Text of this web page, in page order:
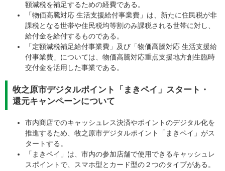
額減税を補足するための経費である。
「物価高騰対応 生活支援給付事業費」は、新たに住民税が非
課税となる世帯や住民税均等割のみ課税される世帯に対し、
給付金を給付するものである。
​「定額減税補足給付事業費」及び「物価高騰対応 生活支援給
付事業費」については、物価高騰対応重点支援地方創生臨時
交付金を活用した事業である。
牧之原市デジタルポイント「まきペイ」スタート・
還元キャンペーンについて
市内商店でのキャッシュレス決済やポイントのデジタル化を
推進するため、牧之原市デジタルポイント「まきペイ」がス
タートする。
「まきペイ」は、市内の参加店舗で使用できるキャッシュレ
スポイントで、スマホ型とカード型の２つのタイプがある。